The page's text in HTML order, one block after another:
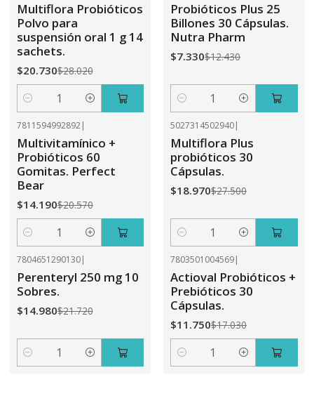
Multiflora Probióticos
Polvo para
suspensión oral 1 g 14
sachets.
$20.730$28.020
Cantidad
Probióticos Plus 25
Billones 30 Cápsulas.
Nutra Pharm
$7.330$12.430
Cantidad
7811594992892|
Multivitamínico +
Probióticos 60
Gomitas. Perfect
Bear
$14.190$20.570
Cantidad
5027314502940|
Multiflora Plus
probióticos 30
Cápsulas.
$18.970$27.500
Cantidad
7804651290130|
Perenteryl 250 mg 10
Sobres.
$14.980$21.720
Cantidad
7803501004569|
Actioval Probióticos +
Prebióticos 30
Cápsulas.
$11.750$17.030
Cantidad